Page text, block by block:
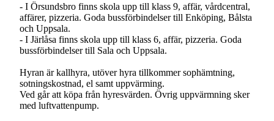
- I Örsundsbro finns skola upp till klass 9, affär, vårdcentral,
affärer, pizzeria. Goda bussförbindelser till Enköping, Bålsta
och Uppsala.
- I Järlåsa finns skola upp till klass 6, affär, pizzeria. Goda
bussförbindelser till Sala och Uppsala.
Hyran är kallhyra, utöver hyra tillkommer sophämtning,
sotningskostnad, el samt uppvärming.
Ved går att köpa från hyresvärden. Övrig uppvärmning sker
med luftvattenpump.